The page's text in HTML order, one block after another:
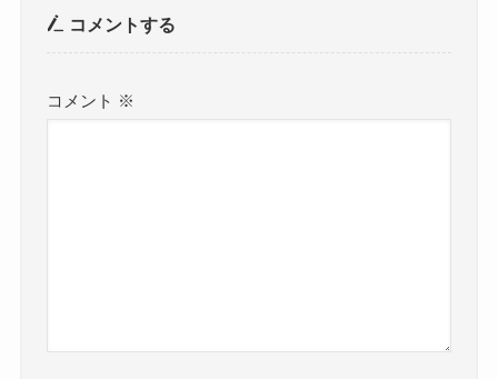
コメントする
コメント ※